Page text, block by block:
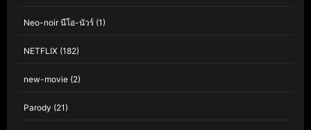
Neo-noir นีโอ-นัวร์ (1)
NETFLIX (182)
new-movie (2)
Parody (21)